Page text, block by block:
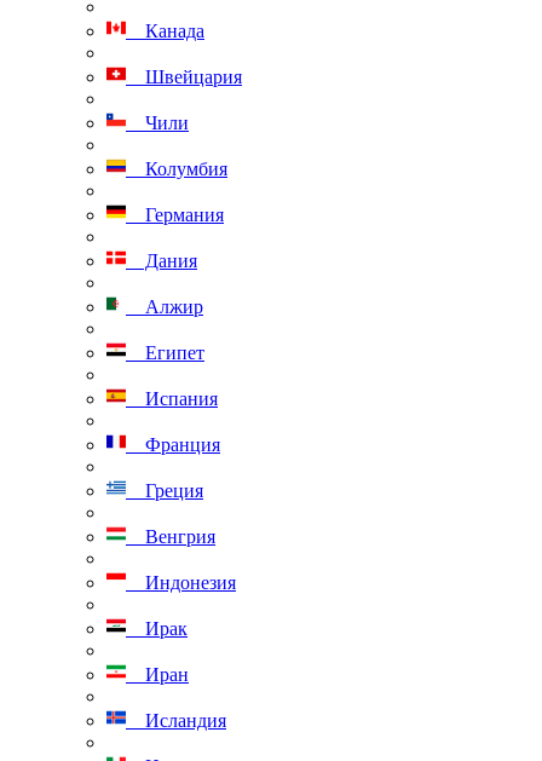
Канада
Швейцария
Чили
Колумбия
Германия
Дания
Алжир
Египет
Испания
Франция
Греция
Венгрия
Индонезия
Ирак
Иран
Исландия